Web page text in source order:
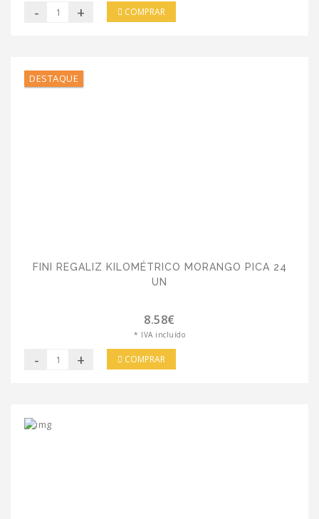
- + COMPRAR
DESTAQUE
FINI REGALIZ KILOMÉTRICO MORANGO PICA 24
UN
8.58€
* IVA incluído
- + COMPRAR